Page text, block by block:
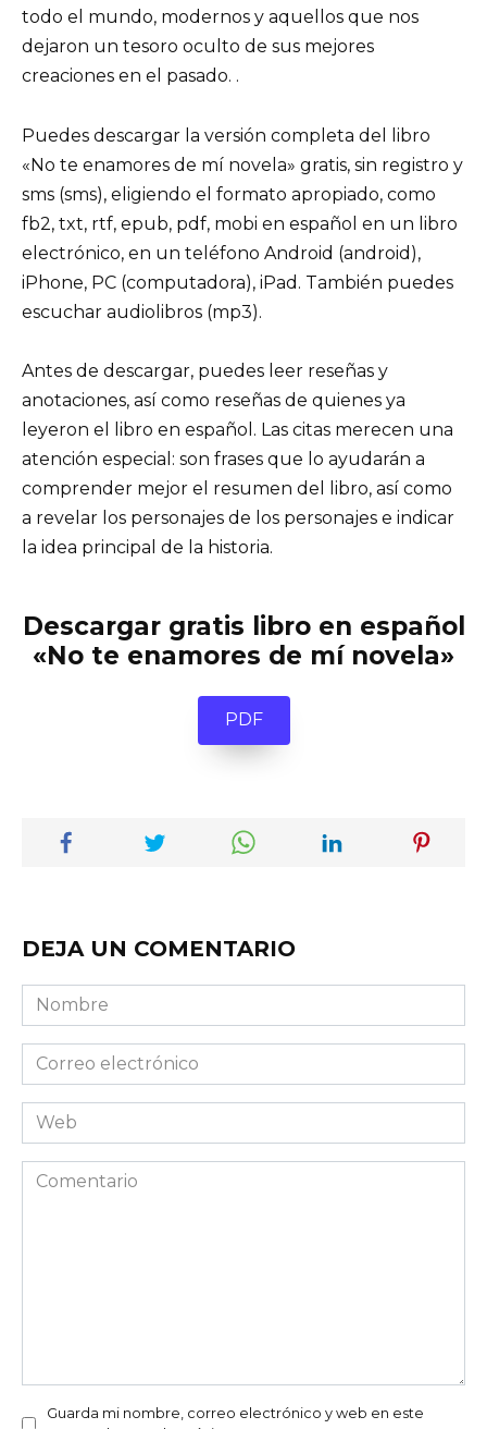
todo el mundo, modernos y aquellos que nos
dejaron un tesoro oculto de sus mejores
creaciones en el pasado. .
Puedes descargar la versión completa del libro
«No te enamores de mí novela» gratis, sin registro y
sms (sms), eligiendo el formato apropiado, como
fb2, txt, rtf, epub, pdf, mobi en español en un libro
electrónico, en un teléfono Android (android),
iPhone, PC (computadora), iPad. También puedes
escuchar audiolibros (mp3).
Antes de descargar, puedes leer reseñas y
anotaciones, así como reseñas de quienes ya
leyeron el libro en español. Las citas merecen una
atención especial: son frases que lo ayudarán a
comprender mejor el resumen del libro, así como
a revelar los personajes de los personajes e indicar
la idea principal de la historia.
Descargar gratis libro en español
«No te enamores de mí novela»
PDF
DEJA UN COMENTARIO
Nombre
Correo
electrónico
Web
Comentario
Guarda mi nombre, correo electrónico y web en este